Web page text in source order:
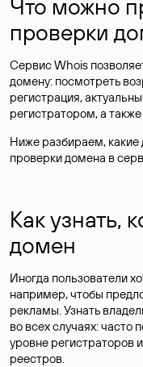
Что можно
проверки
Сервис Whois
домену: посмотреть
регистрация,
регистратором, а также
Ниже разбираем,
проверки домена в
Как узнать,
домен
Иногда пользователи
например, чтобы
рекламы. Узнать
во всех случаях: часто
уровне регистраторов
реестров.